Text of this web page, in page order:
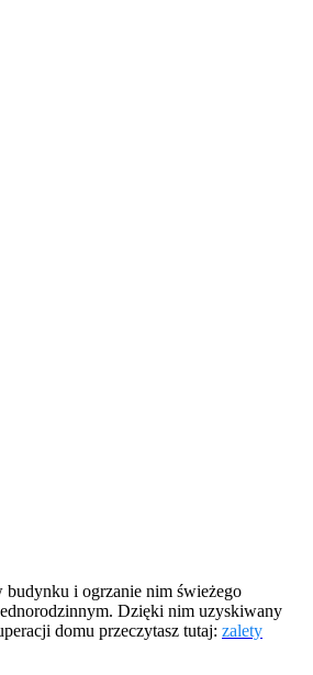
budynku i ogrzanie nim świeżego
Dzięki nim uzyskiwany
domu przeczytasz tutaj: zalety